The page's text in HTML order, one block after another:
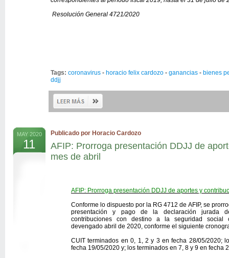
Resolución General 4721/2020
Tags: coronavirus - horacio felix cardozo - ganancias - bienes
ddjj
MAY 2020
11
Publicado por Horacio Cardozo
AFIP: Prorroga presentación DDJJ de
mes de abril
AFIP: Prorroga presentación DDJJ de aportes y
Conforme lo dispuesto por la RG 4712 de AFIP, se
presentación y pago de la declaración jurada
contribuciones con destino a la seguridad social
devengado abril de 2020, conforme el siguiente
CUIT terminados en 0, 1, 2 y 3 en fecha 28/05/2020;
fecha 19/05/2020 y; los terminados en 7, 8 y 9 en fecha